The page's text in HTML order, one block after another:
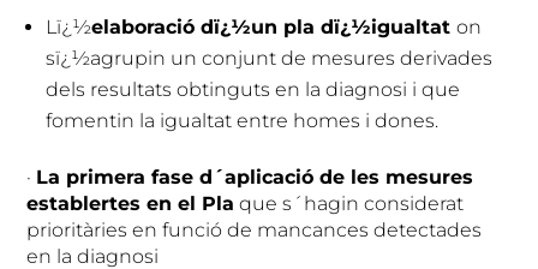
Lï¿½elaboració dï¿½un pla dï¿½igualtat on
sï¿½agrupin un conjunt de mesures derivades
dels resultats obtinguts en la diagnosi i que
fomentin la igualtat entre homes i dones.
· La primera fase d´aplicació de les mesures
establertes en el Pla que s´hagin considerat
prioritàries en funció de mancances detectades
en la diagnosi